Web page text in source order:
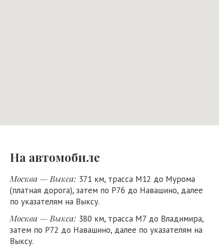
На автомобиле
Москва — Выкса: 371 км, трасса М12 до Мурома
(платная дорога), затем по Р76 до Навашино, далее
по указателям на Выксу.
Москва — Выкса: 380 км, трасса М7 до Владимира,
затем по Р72 до Навашино, далее по указателям на
Выксу.